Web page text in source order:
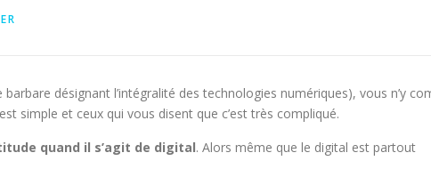
désignant l’intégralité des technologies numériques), vous n’y
simple et ceux qui vous disent que c’est très compliqué.
quand il s’agit de digital. Alors même que le digital est partout